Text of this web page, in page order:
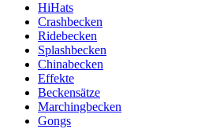
HiHats
Crashbecken
Ridebecken
Splashbecken
Chinabecken
Effekte
Beckensätze
Marchingbecken
Gongs